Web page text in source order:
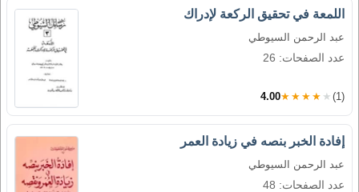
اللمعة في تحقيق الركعة لإدراك
عبد الرحمن السيوطي
عدد الصفحات: 26
4.00★★★★★ (1)
إفادة الخبر بنصه في زيادة العمر
عبد الرحمن السيوطي
عدد الصفحات: 48